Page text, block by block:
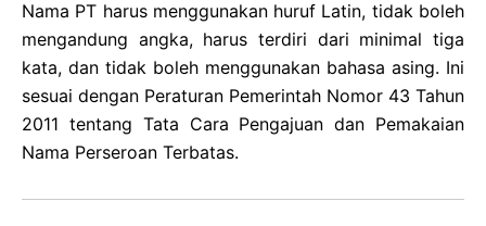
Nama PT harus menggunakan huruf Latin, tidak boleh
mengandung angka, harus terdiri dari minimal tiga
kata, dan tidak boleh menggunakan bahasa asing. Ini
sesuai dengan Peraturan Pemerintah Nomor 43 Tahun
2011 tentang Tata Cara Pengajuan dan Pemakaian
Nama Perseroan Terbatas.